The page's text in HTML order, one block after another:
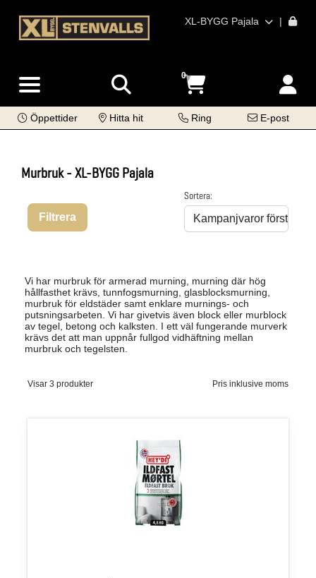
XL-BYGG Pajala |
0
Öppettider Hitta hit Ring E-post
Murbruk - XL-BYGG Pajala
Filtrera
Sortera:
Vi har murbruk för armerad murning, murning där hög
hållfasthet krävs, tunnfogsmurning, glasblocksmurning,
murbruk för eldstäder samt enklare murnings- och
putsningsarbeten. Vi har givetvis även block eller murblock
av tegel, betong och kalksten. I ett väl fungerande murverk
krävs det att man uppnår fullgod vidhäftning mellan
murbruk och tegelsten.
Visar 3 produkter Pris inklusive moms